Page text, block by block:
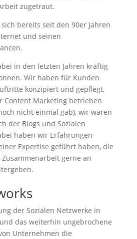
zugetraut.
bereits seit den 90er Jahren
und seinen
in den letzten Jahren kräftig
Wir haben für Kunden
konzipiert und gepflegt,
Content Marketing betrieben
nicht einmal gab), wir waren
der Blogs und Sozialen
haben wir Erfahrungen
Expertise geführt haben, die
gerne an
der Sozialen Netzwerke in
das weiterhin ungebrochene
Unternehmen die